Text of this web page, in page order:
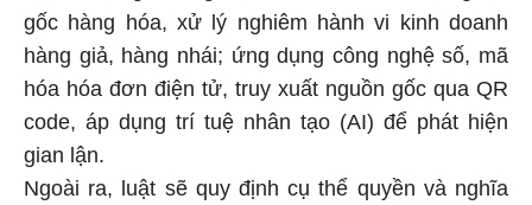
gốc hàng hóa, xử lý nghiêm hành vi kinh doanh
hàng giả, hàng nhái; ứng dụng công nghệ số, mã
hóa hóa đơn điện tử, truy xuất nguồn gốc qua QR
code, áp dụng trí tuệ nhân tạo (AI) để phát hiện
gian lận.
Ngoài ra, luật sẽ quy định cụ thể quyền và nghĩa